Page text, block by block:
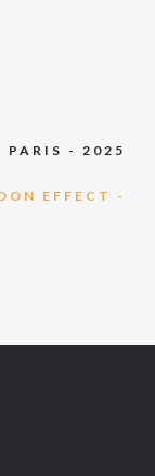
PARIS - 2025
EFFECT -